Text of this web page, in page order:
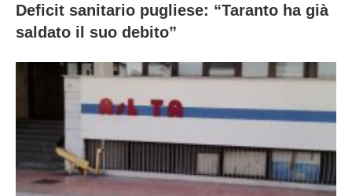
Deficit sanitario pugliese: “Taranto ha già
saldato il suo debito”